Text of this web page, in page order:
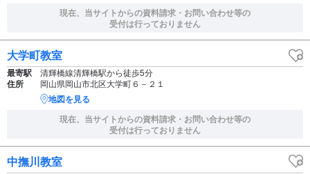
現在、当サイトからの資料請求・お問い合わせ等の
受付は行っておりません
大学町教室
最寄駅 清輝橋線清輝橋駅から徒歩5分
住所 岡山県岡山市北区大学町６－２１
地図を見る
現在、当サイトからの資料請求・お問い合わせ等の
受付は行っておりません
中撫川教室